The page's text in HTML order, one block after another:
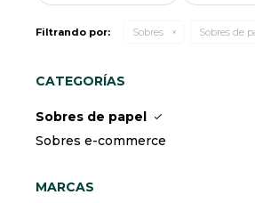
Filtrando por: Sobres Sobres de
CATEGORÍAS
Sobres de papel
Sobres e-commerce
MARCAS